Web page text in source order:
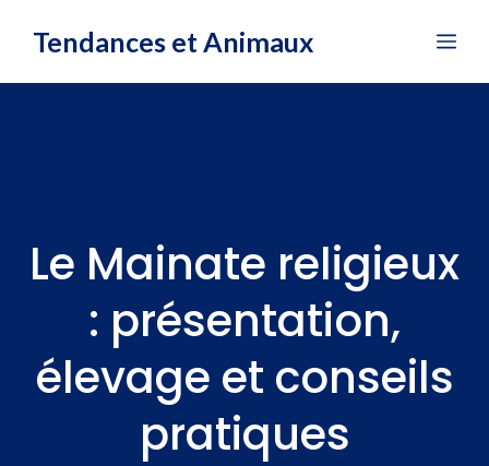
Tendances et Animaux
Le Mainate religieux
: présentation,
élevage et conseils
pratiques